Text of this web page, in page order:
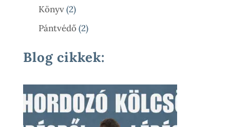
Könyv 22
Termék
Pántvédő 22
Blog cikkek: